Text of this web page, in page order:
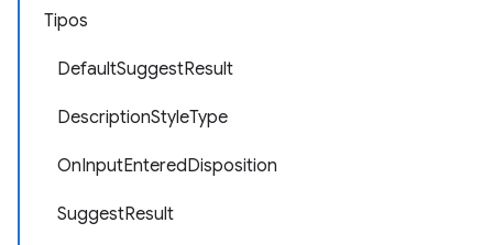
Tipos
DefaultSuggestResult
DescriptionStyleType
OnInputEnteredDisposition
SuggestResult